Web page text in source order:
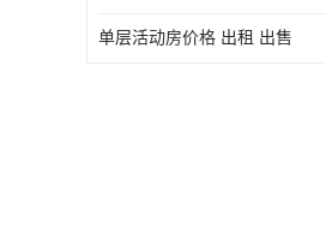
单层活动房价格 出租 出售